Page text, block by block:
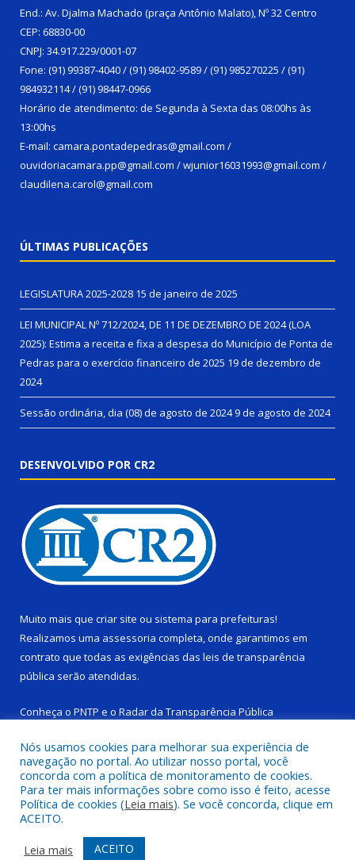
End.: Av. Djalma Machado (praça Antônio Malato), Nº 32 Centro
CEP: 68830-00
CNPJ: 34.917.229/0001-07
Fone: (91) 99387-4040 / (91) 98402-9589 / (91) 985270225 / (91)
984932114 / (91) 98447-0966
Horário de atendimento: de Segunda à Sexta das 08:00hs às
13:00hs
E-mail: camara.pontadepedras@gmail.com /
ouvidoriacamara.pp@gmail.com / wjunior16031993@gmail.com /
claudilena.carol@gmail.com
ÚLTIMAS PUBLICAÇÕES
LEGISLATURA 2025-2028 15 de janeiro de 2025
LEI MUNICIPAL Nº 712/2024, DE 11 DE DEZEMBRO DE 2024 (LOA
2025): Estima a receita e fixa a despesa do Município de Ponta de
Pedras para o exercício financeiro de 2025 19 de dezembro de
2024
Sessão ordinária, dia (08) de agosto de 20249 de agosto de 2024
DESENVOLVIDO POR CR2
Muito mais que criar site ou sistema para prefeituras!
Realizamos uma assessoria completa, onde garantimos em
contrato que todas as exigências das leis de transparência
pública serão atendidas.
Conheça o PNTP e o Radar da Transparência Pública
Todos os direitos reservados a Câmara Municipal de Ponta de
Pedras.
Mapa do Site
Acessar Área Administrativa
Nós usamos cookies para melhorar sua experiência de
navegação no portal. Ao utilizar nosso portal, você
concorda com a política de monitoramento de cookies.
Para ter mais informações sobre como isso é feito, acesse
Política de cookies (Leia mais). Se você concorda, clique em
ACEITO.
Leia mais
ACEITO